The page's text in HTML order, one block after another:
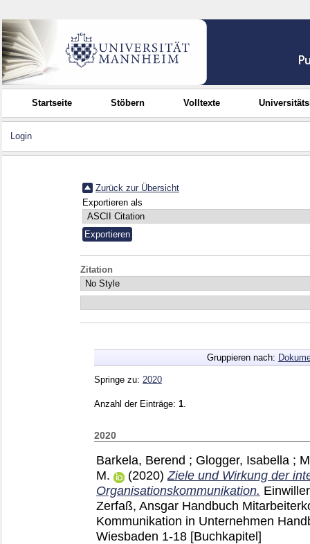
Startseite Stöbern Volltexte
Login
Zurück zur Übersicht
Exportieren als
Zitation
Gruppieren nach:
Springe zu: 2020
Anzahl der Einträge: 1
2020
Barkela, Berend ; Glogger, Isabella ;
M.
(2020) Ziele und Wirkung der
Organisationskommunikation.
Zerfaß, Ansgar Handbuch
Kommunikation in Unternehmen
Wiesbaden 1-18 [Buchkapitel]